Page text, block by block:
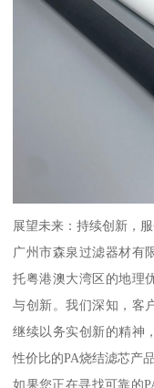
展望未来：持续创新，
广州市森泉过滤器材有
托粤港澳大湾区的地理
与创新。我们深知，客
继续以务实创新的精神
性价比的PA烧结滤芯产
如果您正在寻找可靠的